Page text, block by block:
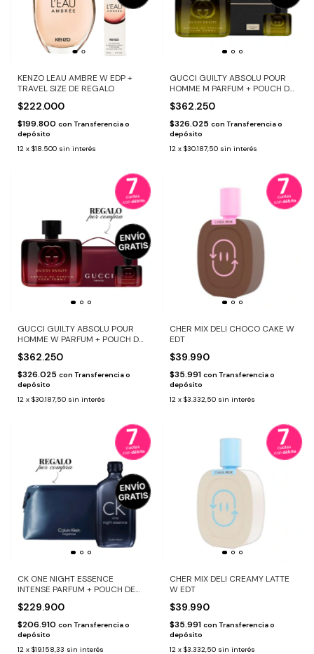
KENZO LEAU AMBRE W EDP +
TRAVEL SIZE DE REGALO
$222.000
$199.800 con Transferencia o
depósito
12 x $18.500 sin interés
GUCCI GUILTY ABSOLU POUR
HOMME M PARFUM + POUCH DE
$362.250
$326.025 con Transferencia o
depósito
12 x $30.187,50 sin interés
GUCCI GUILTY ABSOLU POUR
HOMME W PARFUM + POUCH DE
$362.250
$326.025 con Transferencia o
depósito
12 x $30.187,50 sin interés
CHER MIX DELI CHOCO CAKE W
EDT
$39.990
$35.991 con Transferencia o
depósito
12 x $3.332,50 sin interés
CK ONE NIGHT ESSENCE
INTENSE PARFUM + POUCH DE
$229.900
$206.910 con Transferencia o
depósito
12 x $19.158,33 sin interés
CHER MIX DELI CREAMY LATTE
W EDT
$39.990
$35.991 con Transferencia o
depósito
12 x $3.332,50 sin interés